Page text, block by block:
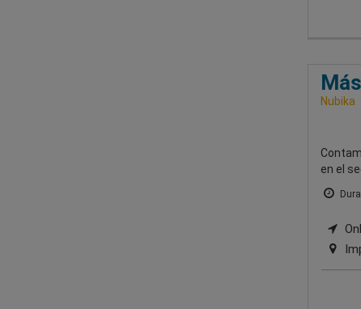
Nubika
en el